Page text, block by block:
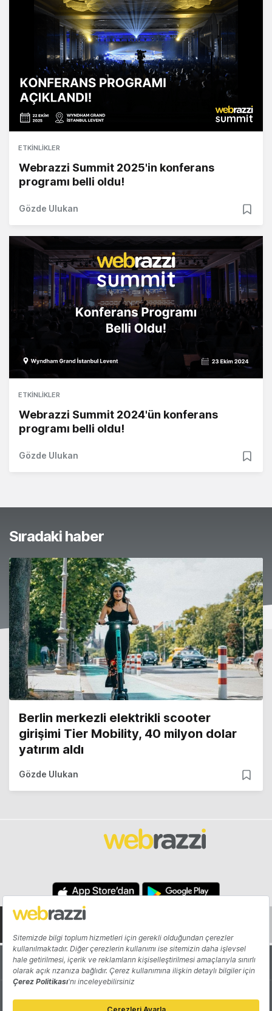
ETKINLIKLER
Webrazzi Summit 2025'in konferans
programı belli oldu!
Gözde Ulukan
ETKINLIKLER
Webrazzi Summit 2024'ün konferans
programı belli oldu!
Gözde Ulukan
Sıradaki haber
Berlin merkezli elektrikli scooter
girişimi Tier Mobility, 40 milyon dolar
yatırım aldı
Gözde Ulukan
Hakkında Yazarlar
Katkıda Bulun Reklam